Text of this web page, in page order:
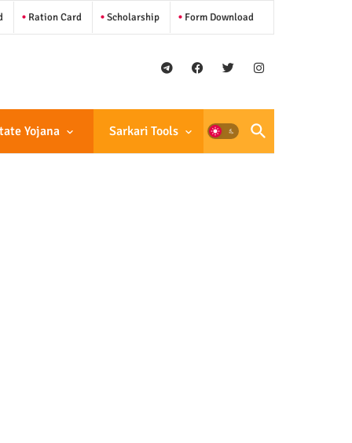
Ration Card Scholarship Form Download
Yojana Sarkari Tools